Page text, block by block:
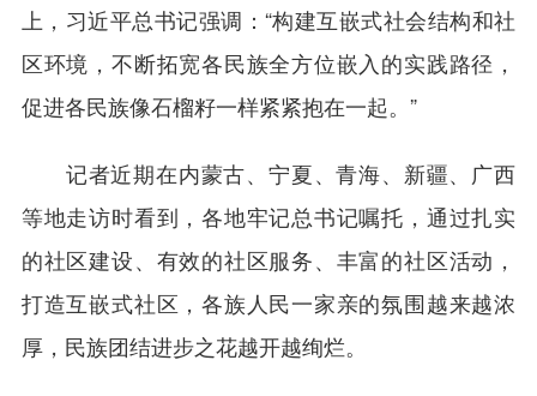
上，习近平总书记强调：“构建互嵌式社会结构和社
区环境，不断拓宽各民族全方位嵌入的实践路径，
促进各民族像石榴籽一样紧紧抱在一起。”
记者近期在内蒙古、宁夏、青海、新疆、广西
等地走访时看到，各地牢记总书记嘱托，通过扎实
的社区建设、有效的社区服务、丰富的社区活动，
打造互嵌式社区，各族人民一家亲的氛围越来越浓
厚，民族团结进步之花越开越绚烂。